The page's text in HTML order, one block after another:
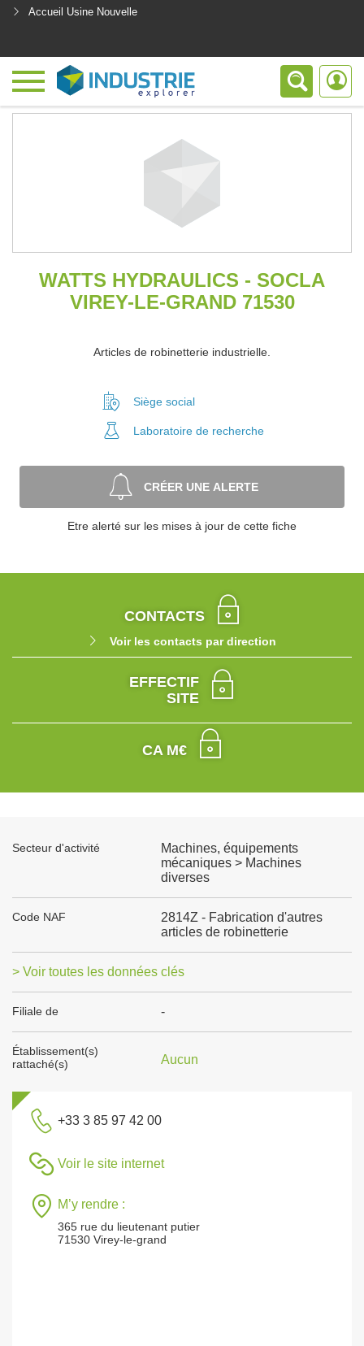
Accueil Usine Nouvelle
WATTS HYDRAULICS - SOCLA
VIREY-LE-GRAND 71530
Articles de robinetterie industrielle.
Siège social
Laboratoire de recherche
CRÉER UNE ALERTE
Etre alerté sur les mises à jour de cette fiche
CONTACTS
Voir les contacts par direction
EFFECTIF
SITE
CA M€
Secteur d'activité
Machines, équipements
mécaniques > Machines
diverses
Code NAF
2814Z - Fabrication d'autres
articles de robinetterie
> Voir toutes les données clés
Filiale de -
Établissement(s)
rattaché(s)
Aucun
+33 3 85 97 42 00
Voir le site internet
M’y rendre :
365 rue du lieutenant putier
71530 Virey-le-grand